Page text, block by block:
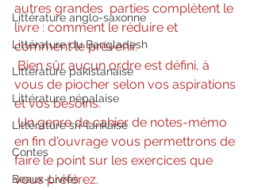
Littérature anglo-saxonne
Littérature du Bangladesh
Littérature pakistanaise
Littérature népalaise
Littérature sri-lankaise
Contes
Beaux-Livres
autres grandes  parties complètent le
livre : comment le réduire et
comment le prévenir.
Bien sûr aucun ordre est défini, à
vous de piocher selon vos aspirations
et vos besoins.
Un genre de cahier de notes-mémo
en fin d'ouvrage vous permettrons de
faire le point sur les exercices que
vous préférez.